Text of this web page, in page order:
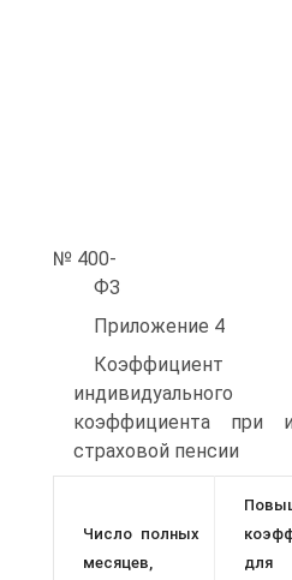
№ 400-
ФЗ
Приложение 4
коэффициента при
страховой пенсии
Число полных
месяцев,